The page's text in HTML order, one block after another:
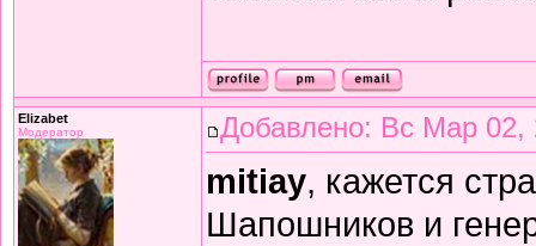
Elizabet
Модератор Добавлено: Вс Мар 02,
mitiay, кажется
Шапошников и